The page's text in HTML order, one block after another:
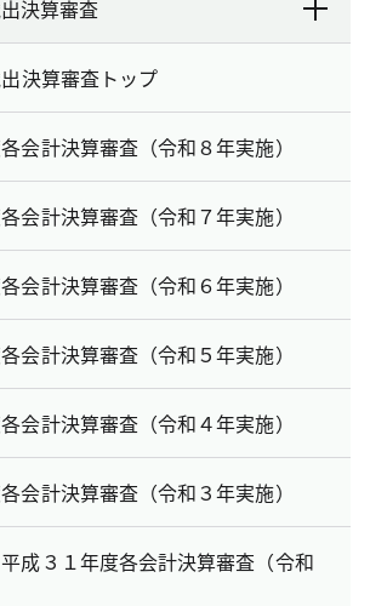
決算審査
決算審査トップ
会計決算審査（令和８年実施）
会計決算審査（令和７年実施）
会計決算審査（令和６年実施）
会計決算審査（令和５年実施）
会計決算審査（令和４年実施）
会計決算審査（令和３年実施）
成３１年度各会計決算審査（令和